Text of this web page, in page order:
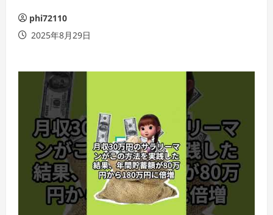
phi72110
2025年8月29日